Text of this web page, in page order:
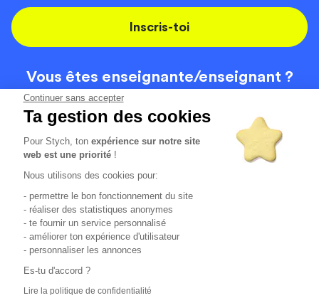
Continuer sans accepter
Ta gestion des cookies
Pour Stych, tonexpérience sur notre site
web est une priorité !
Nous utilisons des cookies pour:
- permettre le bon fonctionnement du site
- réaliser des statistiques anonymes
- te fournir un service personnalisé
- améliorer ton expérience d'utilisateur
- personnaliser les annonces
Es-tu d'accord ?
Lire la politique de confidentialité
Inscris-toi
Vous êtes enseignante/enseignant ?
On recrute
Code de la route
Localisation
Contact
Tous les avis clients4.6/5 (51136 avis publiés)
Comment sont calculés nos taux de réussite ?